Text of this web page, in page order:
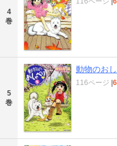
4
巻
5
巻
動物のお
116ページ |